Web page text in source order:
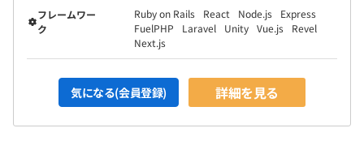
フレームワー
ク
Ruby on Rails React Node.js
Express
FuelPHP
Laravel Unity Vue.js
Revel
Next.js
気になる(会員登録) 詳細を見る